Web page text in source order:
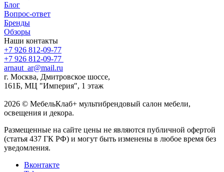
Блог
Вопрос-ответ
Бренды
Обзоры
Наши контакты
+7 926 812-09-77
+7 926 812-09-77
arnaut_ar@mail.ru
г. Москва, Дмитровское шоссе,
161Б, МЦ "Империя", 1 этаж
2026 © МебельКлаб+ мультибрендовый салон мебели,
освещения и декора.
Размещенные на сайте цены не являются публичной офертой
(статья 437 ГК РФ) и могут быть изменены в любое время без
уведомления.
Вконтакте